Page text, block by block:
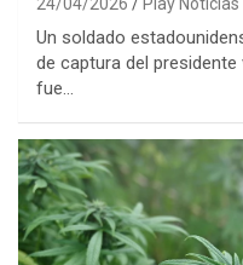
Un soldado
de captura del
fue…